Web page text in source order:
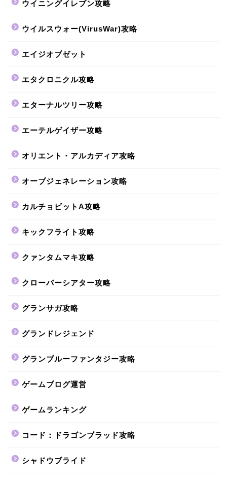
ウイニングイレブン攻略
ウイルスウォー(VirusWar)攻略
エイジオブゼット
エタクロニクル攻略
エターナルツリー攻略
エーテルゲイザー攻略
オリエント・アルカディア攻略
オーブジェネレーション攻略
カルチョビットA攻略
キックフライト攻略
クァンタムマキ攻略
クローバーシアター攻略
グランサガ攻略
グランドレジェンド
グランブルーファンタジー攻略
ゲームブログ運営
ゲームランキング
コード：ドラゴンブラッド攻略
シャドウブライド